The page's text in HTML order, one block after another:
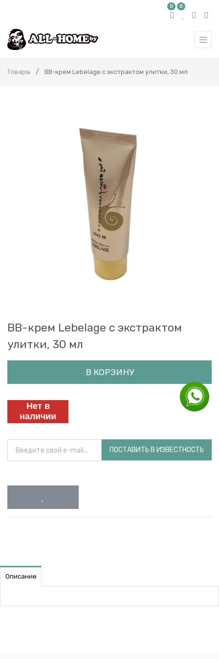
0 0
Товары BB-крем Lebelage с экстрактом улитки, 30 мл
BB-крем Lebelage с экстрактом
улитки, 30 мл
В КОРЗИНУ
Нет в
наличии
ПОСТАВИТЬ В ИЗВЕСТНОСТЬ
Описание